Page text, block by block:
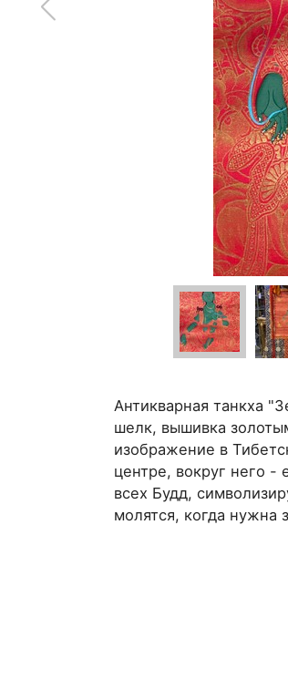
Антикварная танкха
шелк, вышивка
изображение в
центре, вокруг него -
всех Будд,
молятся, когда нужна